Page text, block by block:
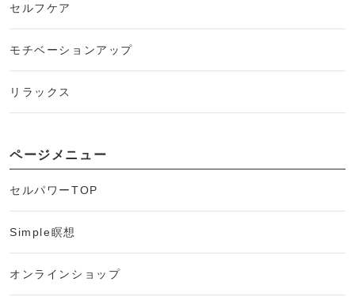
セルフケア
モチベーションアップ
リラックス
ページメニュー
セルパワーTOP
Simple瞑想
オンラインショップ